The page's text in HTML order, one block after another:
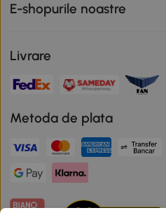
E-shopurile noastre
Livrare
Metoda de plata